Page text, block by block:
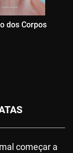
dos Corpos
começar a